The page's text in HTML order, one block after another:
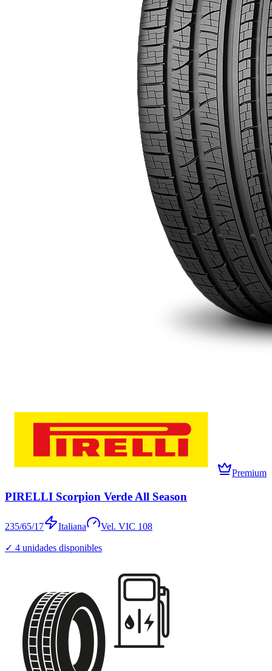
Premium
PIRELLI Scorpion Verde All Season
235/65/17 Italiana Vel. VIC 108
✓ 4 unidades disponibles